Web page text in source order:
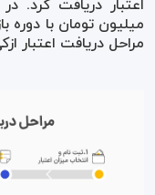
مراحل دریافت اعتبار